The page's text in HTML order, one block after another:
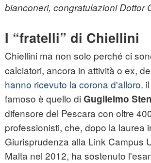
bianconeri, congratulazioni Dottor
I “fratelli” di Chiellini
Chiellini ma non solo perché ci
calciatori, ancora in attività o ex,
hanno ricevuto la corona d'alloro.
famoso è quello di Guglielmo
difensore del Pescara con oltre
professionisti, che, dopo la laurea
Giurisprudenza alla Link Campus
Malta nel 2012, ha sostenuto